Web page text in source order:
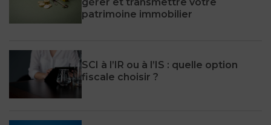
patrimoine immobilier
SCI à l’IR ou à l’IS : quelle option
fiscale choisir ?